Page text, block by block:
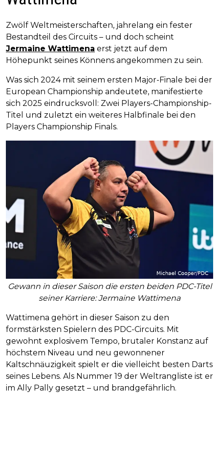
Zwölf Weltmeisterschaften, jahrelang ein fester
Bestandteil des Circuits – und doch scheint
Jermaine Wattimena erst jetzt auf dem
Höhepunkt seines Könnens angekommen zu sein.
Was sich 2024 mit seinem ersten Major-Finale bei der
European Championship andeutete, manifestierte
sich 2025 eindrucksvoll: Zwei Players-Championship-
Titel und zuletzt ein weiteres Halbfinale bei den
Players Championship Finals.
Gewann in dieser Saison die ersten beiden PDC-Titel
seiner Karriere: Jermaine Wattimena
Wattimena gehört in dieser Saison zu den
formstärksten Spielern des PDC-Circuits. Mit
gewohnt explosivem Tempo, brutaler Konstanz auf
höchstem Niveau und neu gewonnener
Kaltschnäuzigkeit spielt er die vielleicht besten Darts
seines Lebens. Als Nummer 19 der Weltrangliste ist er
im Ally Pally gesetzt – und brandgefährlich.